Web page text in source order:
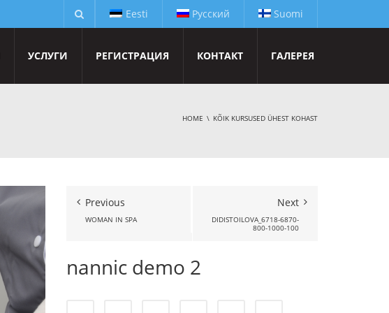
Eesti Русский Suomi
УСЛУГИ РЕГИСТРАЦИЯ КОНТАКТ ГАЛЕРЕЯ
HOME KÕIK KURSUSED ÜHEST KOHAST
Previous
WOMAN IN SPA
Next
DIDISTOILOVA_6718-6870-
800-1000-100
nannic demo 2